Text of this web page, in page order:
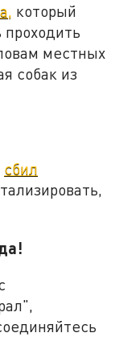
который
местных
собак из
сбил